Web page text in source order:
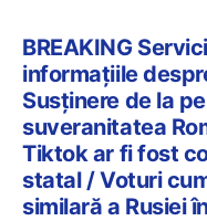
BREAKING
informațiile
Susținere de la
suveranitatea
Tiktok ar fi fost
statal / Voturi
similară a Rusiei